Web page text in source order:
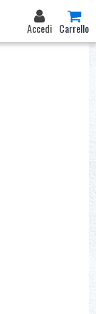
Accedi Carrello